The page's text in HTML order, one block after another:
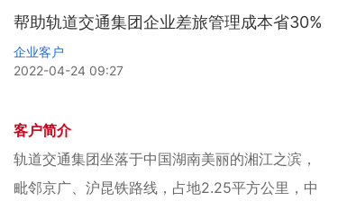
帮助轨道交通集团企业差旅管理成本省30%
企业客户
2022-04-24 09:27
客户简介
轨道交通集团坐落于中国湖南美丽的湘江之滨，
毗邻京广、沪昆铁路线，占地2.25平方公里，中